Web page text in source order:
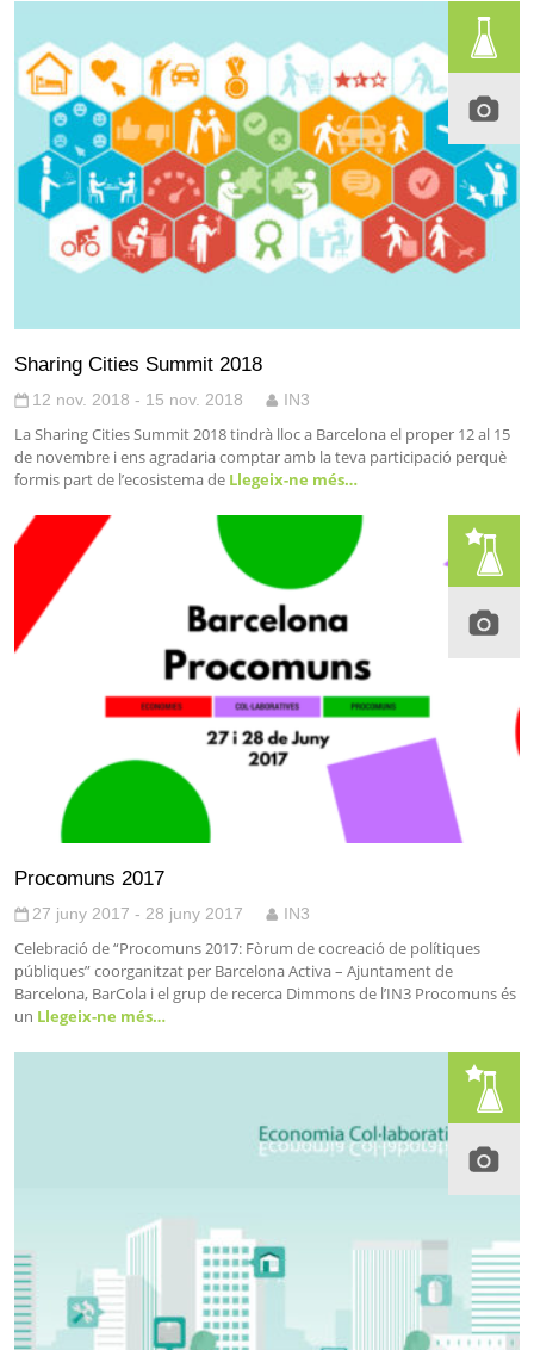
Sharing Cities Summit 2018
12 nov. 2018 - 15 nov. 2018 IN3
La Sharing Cities Summit 2018 tindrà lloc a Barcelona el proper 12 al 15
de novembre i ens agradaria comptar amb la teva participació perquè
formis part de l’ecosistema de Llegeix-ne més…
Procomuns 2017
27 juny 2017 - 28 juny 2017 IN3
Celebració de “Procomuns 2017: Fòrum de cocreació de polítiques
públiques” coorganitzat per Barcelona Activa – Ajuntament de
Barcelona, BarCola i el grup de recerca Dimmons de l’IN3 Procomuns és
un Llegeix-ne més…